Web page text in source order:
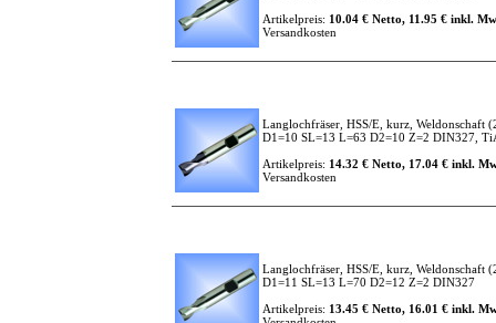
Artikelpreis: 10.04 € Netto, 11.95 € inkl.
Versandkosten
Langlochfräser, HSS/E, kurz, Weldonschaft
D1=10 SL=13 L=63 D2=10 Z=2 DIN327,
Artikelpreis: 14.32 € Netto, 17.04 € inkl.
Versandkosten
Langlochfräser, HSS/E, kurz, Weldonschaft
D1=11 SL=13 L=70 D2=12 Z=2 DIN327
Artikelpreis: 13.45 € Netto, 16.01 € inkl.